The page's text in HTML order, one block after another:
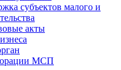
субъектов малого и
акты
МСП